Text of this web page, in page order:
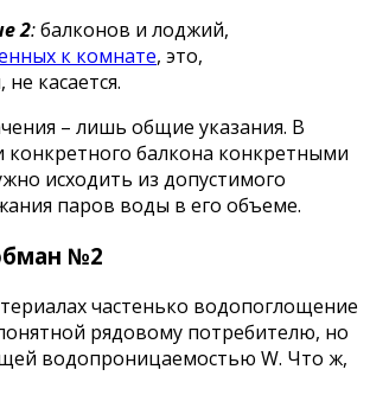
2:балконов и лоджий,
к комнате, это,
не касается.
– лишь общие указания. В
конкретного балкона конкретными
исходить из допустимого
паров воды в его объеме.
№2
частенько водопоглощение
рядовому потребителю, но
водопроницаемостью W. Что ж,